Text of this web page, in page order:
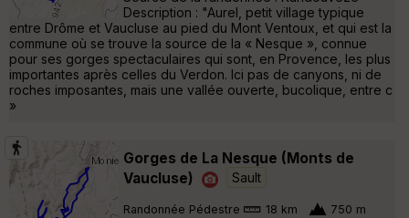
Description : "Aurel, petit village typique
entre Drôme et Vaucluse au pied du Mont Ventoux, et qui est la
commune où se trouve la source de la « Nesque », connue
pour ses gorges spectaculaires qui sont, en Provence, les plus
importantes après celles du Verdon. Ici pas de canyons, ni de
roches imposantes, mais une vallée ouverte, bucolique, entre c
»
Gorges de La Nesque (Monts de
Vaucluse)
Sault
Randonnée Pédestre 18 km 750 m